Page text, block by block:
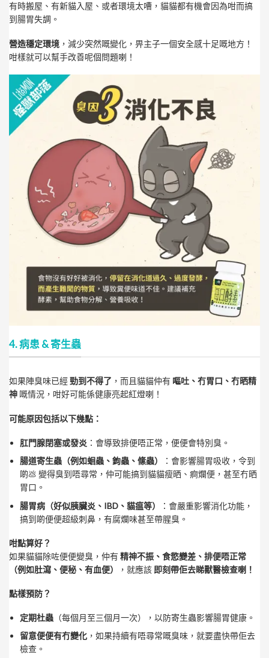
有時搬屋、有新貓入屋、或者環境太嘈，貓貓都有機會因為咁而搞
到腸胃失調。
營造穩定環境 ，減少突然嘅變化，畀主子一個安全感十足嘅地方！
咁樣就可以幫手改善呢個問題喇！
4. 病患 & 寄生蟲
如果陣臭味已經勁到不得了 ，而且貓貓仲有 嘔吐、冇胃口、冇晒精
神 嘅情況，咁好可能係健康亮起紅燈喇！
可能原因包括以下幾點：
肛門腺閉塞或發炎 ：會導致排便唔正常，便便會特別臭。
腸道寄生蟲（例如蛔蟲、鉤蟲、絛蟲）
：會影響腸胃吸收，令到
啲💩 變得臭到唔尋常，仲可能搞到貓貓瘦晒、痾爛便，甚至冇晒
胃口。
腸胃病（好似胰臟炎、IBD、貓瘟等）
：會嚴重影響消化功能，
搞到啲便便超級刺鼻，有腐爛味甚至帶腥臭。
咁點算好？
如果貓貓除咗便便變臭，仲有精神不振、食慾變差、排便唔正常
（例如肚瀉、便秘、有血便）
，就應該 即刻帶佢去睇獸醫檢查喇！
點樣預防？
定期杜蟲 （每個月至三個月一次），以防寄生蟲影響腸胃健康。
留意便便有冇變化 ，如果持續有唔尋常嘅臭味，就要盡快帶佢去
檢查。